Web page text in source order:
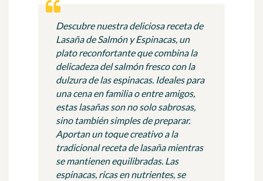
Descubre nuestra deliciosa receta de
Lasaña de Salmón y Espinacas, un
plato reconfortante que combina la
delicadeza del salmón fresco con la
dulzura de las espinacas. Ideales para
una cena en familia o entre amigos,
estas lasañas son no solo sabrosas,
sino también simples de preparar.
Aportan un toque creativo a la
tradicional receta de lasaña mientras
se mantienen equilibradas. Las
espinacas, ricas en nutrientes, se